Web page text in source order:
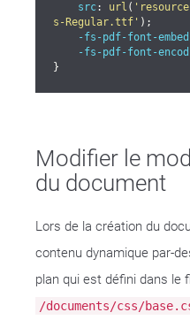
src: url (
s-Regular.ttf' );
-fs-pdf-font-embed
-fs-pdf-font-
}
Modifier le
du document
Lors de la création du
contenu dynamique par-
plan qui est défini dans le
/documents/css/